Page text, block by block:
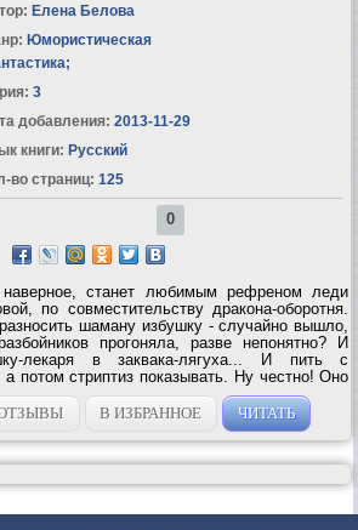
Елена Белова
Юмористическая
;
3
добавления: 2013-11-29
книги: Русский
во страниц: 125
0
станет любимым рефреном леди
по совместительству дракона-оборотня.
шаману избушку - случайно вышло,
прогоняла, разве непонятно? И
лекаря в заквака-лягуха... И пить с
потом стриптиз показывать. Ну честно! Оно
А тип с зелеными яйцами и ковен сами
В ИЗБРАННОЕ ЧИТАТЬ